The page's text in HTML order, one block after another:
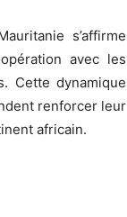
s’affirme
avec les
Cette dynamique
renforcer leur
africain.